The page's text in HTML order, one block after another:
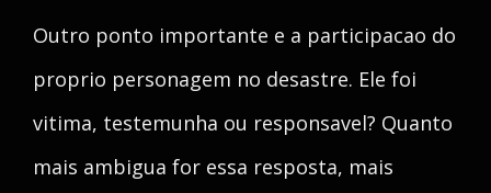
Outro ponto importante e a participacao do
proprio personagem no desastre. Ele foi
vitima, testemunha ou responsavel? Quanto
mais ambigua for essa resposta, mais